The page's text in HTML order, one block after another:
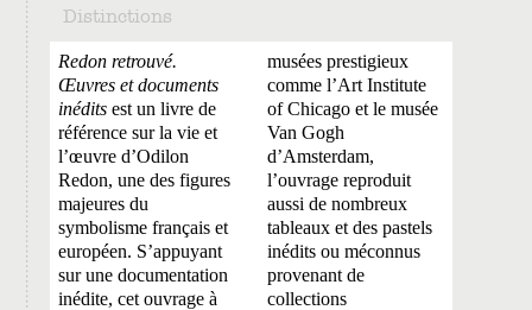
Distinctions
Redon retrouvé.
Œuvres et documents
inédits est un livre de
référence sur la vie et
l’œuvre d’Odilon
Redon, une des figures
majeures du
symbolisme français et
européen. S’appuyant
sur une documentation
inédite, cet ouvrage à
musées prestigieux
comme l’Art Institute
of Chicago et le musée
Van Gogh
d’Amsterdam,
l’ouvrage reproduit
aussi de nombreux
tableaux et des pastels
inédits ou méconnus
provenant de
collections